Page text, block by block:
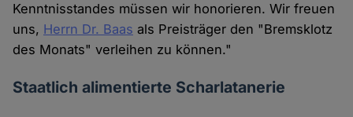
Kenntnisstandes müssen wir honorieren. Wir freuen
uns, Herrn Dr. Baas als Preisträger den "Bremsklotz
des Monats" verleihen zu können."
Staatlich alimentierte Scharlatanerie